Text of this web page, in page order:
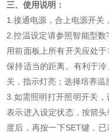
三、使用说明：
1.接通电源，合上电源开关
2.控温设定请参照智能型
用前面板上所有开关应处
保持适当的距离。有利于
关，指示灯亮；选择培养温
3.如需照明打开照明开关，
表示进入设定状态，按箭
度后，再按一下SET键，